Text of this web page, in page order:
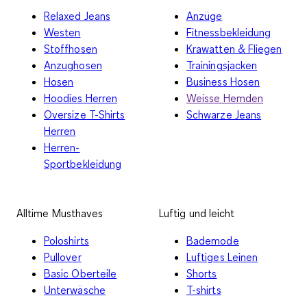
Relaxed Jeans
Westen
Stoffhosen
Anzughosen
Hosen
Hoodies Herren
Oversize T-Shirts
Herren
Herren-
Sportbekleidung
Anzüge
Fitnessbekleidung
Krawatten & Fliegen
Trainingsjacken
Business Hosen
Weisse Hemden
Schwarze Jeans
Alltime Musthaves
Poloshirts
Pullover
Basic Oberteile
Unterwäsche
Luftig und leicht
Bademode
Luftiges Leinen
Shorts
T-shirts